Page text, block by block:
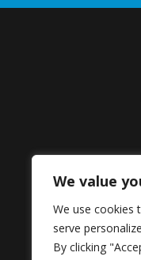
We value
We use cookies
serve
By clicking